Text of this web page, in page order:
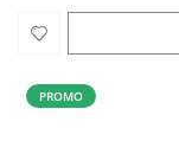
PROMO